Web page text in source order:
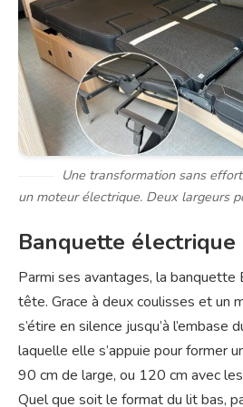
Une transformation sans
un moteur électrique. Deux largeurs
Banquette électrique
Parmi ses avantages, la banquette
tête. Grace à deux coulisses et un
s’étire en silence jusqu’à l’embase
laquelle elle s’appuie pour former
90 cm de large, ou 120 cm avec
Quel que soit le format du lit bas,